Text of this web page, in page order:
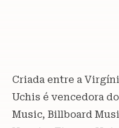
Criada entre a
Uchis é vencedora
Music, Billboard